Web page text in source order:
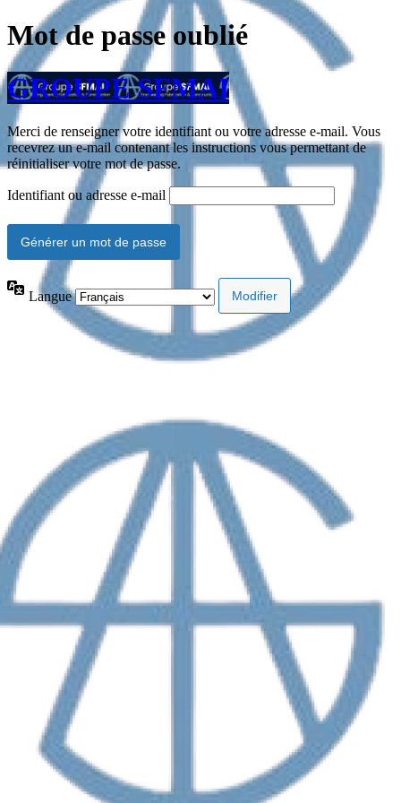
Mot de passe oublié
GROUPE SFMAI
Merci de renseigner votre identifiant ou votre adresse e-mail. Vous
recevrez un e-mail contenant les instructions vous permettant de
réinitialiser votre mot de passe.
Identifiant ou adresse e-mail
Langue